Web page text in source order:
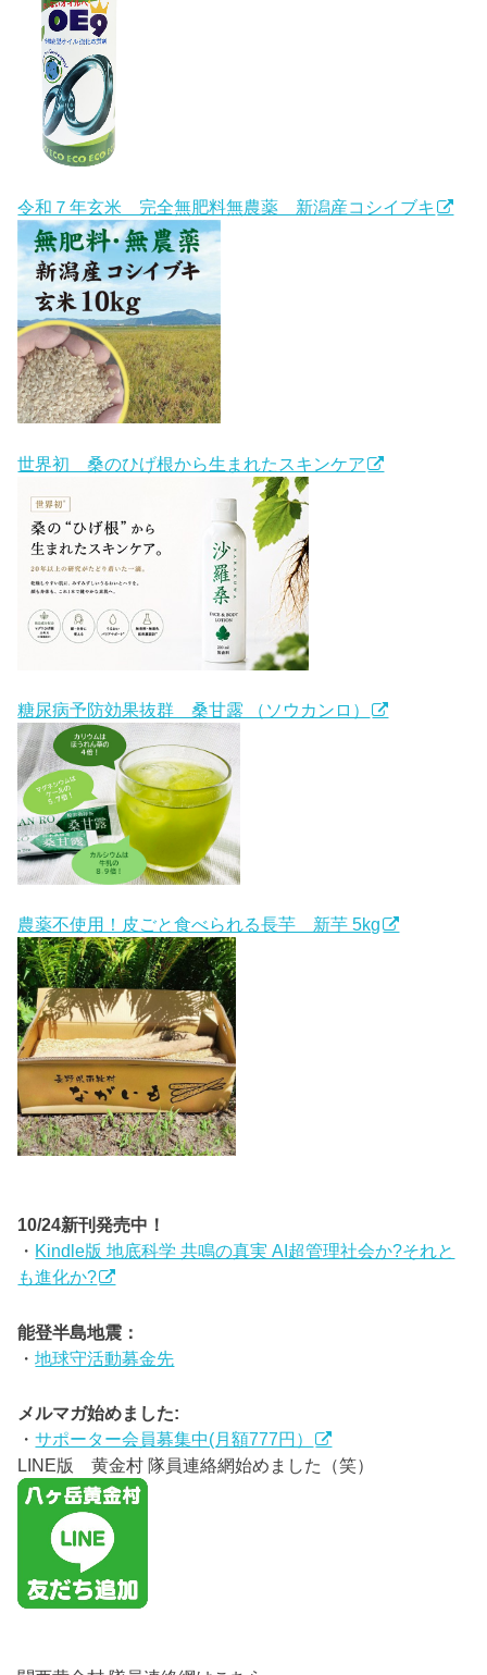
令和７年玄米 完全無肥料無農薬 新潟産コシイブキ
世界初 桑のひげ根から生まれたスキンケア
糖尿病予防効果抜群 桑甘露 （ソウカンロ）
農薬不使用！皮ごと食べられる長芋 新芋 5kg
10/24新刊発売中！
・ Kindle版 地底科学 共鳴の真実 AI超管理社会か?それと
も進化か?
能登半島地震：
・地球守活動募金先
メルマガ始めました:
・サポーター会員募集中(月額777円）
LINE版 黄金村 隊員連絡網始めました（笑）